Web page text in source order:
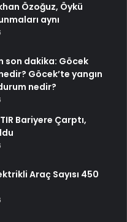
Özoğuz, Öykü
aynı
son dakika: Göcek
Göcek’te yangın
nedir?
Bariyere Çarptı,
Araç Sayısı 450